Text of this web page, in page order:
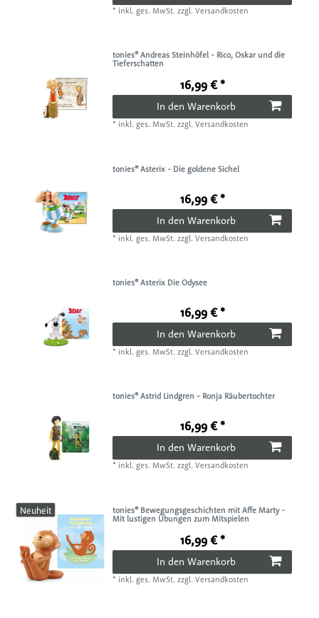
* inkl. ges. MwSt. zzgl.Versandkosten
tonies® Andreas Steinhöfel - Rico, Oskar und die
Tieferschatten
16,99 € *
In den Warenkorb
* inkl. ges. MwSt. zzgl.Versandkosten
tonies® Asterix - Die goldene Sichel
16,99 € *
In den Warenkorb
* inkl. ges. MwSt. zzgl.Versandkosten
tonies® Asterix Die Odysee
16,99 € *
In den Warenkorb
* inkl. ges. MwSt. zzgl.Versandkosten
tonies® Astrid Lindgren - Ronja Räubertochter
16,99 € *
In den Warenkorb
* inkl. ges. MwSt. zzgl.Versandkosten
Neuheit
tonies® Bewegungsgeschichten mit Affe Marty -
Mit lustigen Übungen zum Mitspielen
16,99 € *
In den Warenkorb
* inkl. ges. MwSt. zzgl.Versandkosten